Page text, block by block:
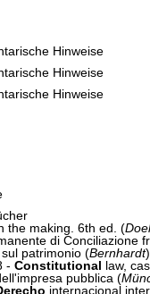
Hinweise
Hinweise
Hinweise
the making. 6th ed. (
di Conciliazione
patrimonio (Bernhardt
- Constitutional law,
pubblica (
internacional